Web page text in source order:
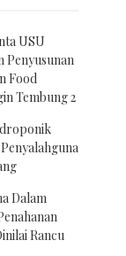
USU
Penyusunan
Food
Tembung 2
Dalam
Rancu